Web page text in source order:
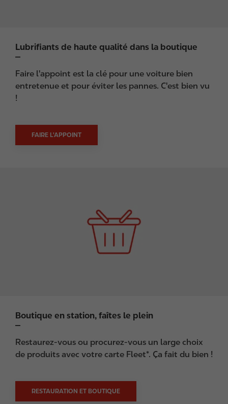
Lubrifiants de haute qualité dans la boutique
Faire l'appoint est la clé pour une voiture bien
entretenue et pour éviter les pannes. C'est bien vu
!
FAIRE L'APPOINT
Boutique en station, faîtes le plein
Restaurez-vous ou procurez-vous un large choix
de produits avec votre carte Fleet*. Ça fait du bien !
RESTAURATION ET BOUTIQUE